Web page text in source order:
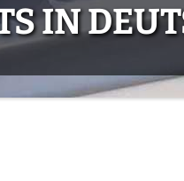
IN